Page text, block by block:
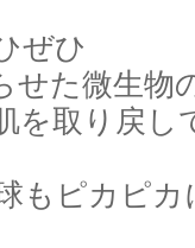
ぜひ
せた微生物
を取り戻し
もピカピ